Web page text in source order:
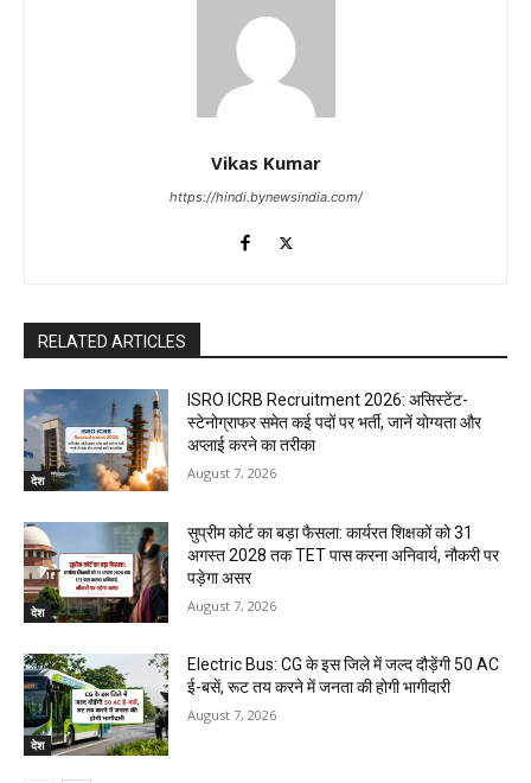
Vikas Kumar
https://hindi.bynewsindia.com/
RELATED ARTICLES
देश
ISRO ICRB Recruitment 2026: असिस्टेंट-
स्टेनोग्राफर समेत कई पदों पर भर्ती, जानें योग्यता और
अप्लाई करने का तरीका
August 7, 2026
देश
सुप्रीम कोर्ट का बड़ा फैसला: कार्यरत शिक्षकों को 31
अगस्त 2028 तक TET पास करना अनिवार्य, नौकरी पर
पड़ेगा असर
August 7, 2026
देश
Electric Bus: CG के इस जिले में जल्द दौड़ेंगी 50 AC
ई-बसें, रूट तय करने में जनता की होगी भागीदारी
August 7, 2026